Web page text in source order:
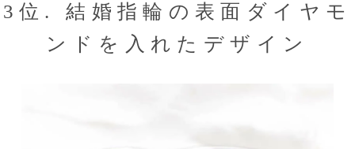
3位. 結婚指輪の表面ダイヤモ
ンドを入れたデザイン